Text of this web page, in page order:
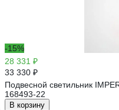
-15%
28 331 ₽
33 330 ₽
Подвесной светильник
168493-22
В корзину